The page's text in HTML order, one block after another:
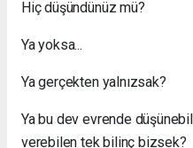
Hiç düşündünüz mü?
Ya yoksa...
Ya gerçekten yalnızsak?
Ya bu dev evrende
verebilen tek bilinç bizsek?